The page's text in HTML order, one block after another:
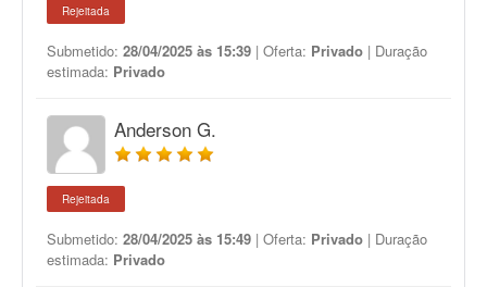
Rejeitada
Submetido: 28/04/2025 às 15:39 | Oferta: Privado | Duração
estimada: Privado
Anderson G.
Rejeitada
Submetido: 28/04/2025 às 15:49 | Oferta: Privado | Duração
estimada: Privado